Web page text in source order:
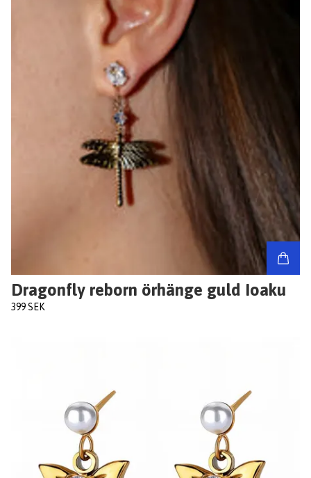
Dragonfly reborn örhänge guld Ioaku
399 SEK